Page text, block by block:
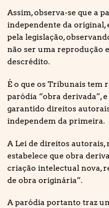
Assim, observa-se que a
independente da
pela legislação,
não ser uma reprodução
descrédito.
É o que os Tribunais tem
paródia “obra derivada”,
garantido direitos
independem da primeira.
A Lei de direitos autorais,
estabelece que obra
criação intelectual nova,
de obra originária”.
A paródia portanto traz